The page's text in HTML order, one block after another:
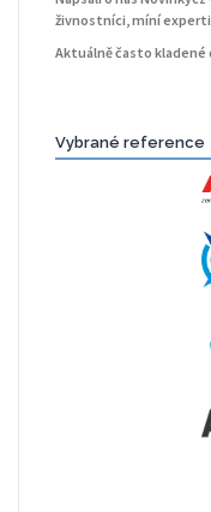
živnostníci, míní experti
Aktuálně často kladené
Vybrané reference